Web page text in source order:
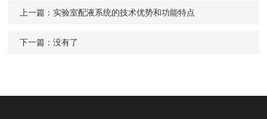
上一篇： 实验室配液系统的技术优势和功能特点
下一篇：没有了